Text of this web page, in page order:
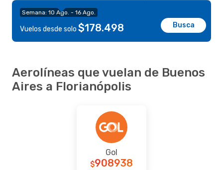
Semana: 10 Ago. - 16 Ago.
Vuelos desde solo $178.498 Busca
Aerolíneas que vuelan de Buenos
Aires a Florianópolis
Gol
908938
$